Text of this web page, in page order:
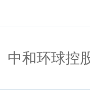
中和环球控